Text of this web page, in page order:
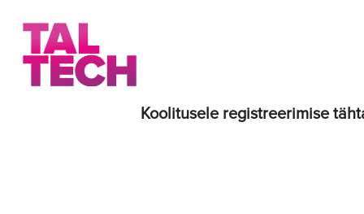
Koolitusele registreerimise